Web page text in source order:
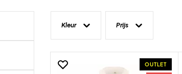
Kleur Prijs
OUTLET